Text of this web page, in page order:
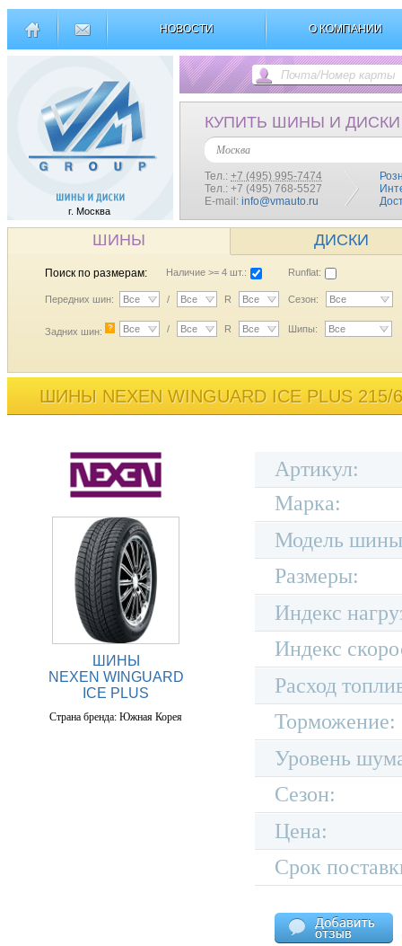
НОВОСТИ О КОМПАНИИ
г. Москва
КУПИТЬ ШИНЫ И ДИСКИ
Москва
Тел.: +7 (495) 995-7474
Тел.: +7 (495) 768-5527
E-mail: info@vmauto.ru
ШИНЫ ДИСКИ
Поиск по размерам: Наличие >= 4 шт.: Runflat:
Передних шин: Все / Все R Все Сезон: Все
Задних шин: ? Все / Все R Все Шипы: Все
ШИНЫ NEXEN WINGUARD ICE PLUS 215/
ШИНЫ
NEXEN WINGUARD
ICE PLUS
Страна бренда: Южная Корея
Артикул:
Марка:
Модель
Размеры:
Индекс
Индекс
Расход
Торможение:
Уровень
Сезон:
Цена:
Срок